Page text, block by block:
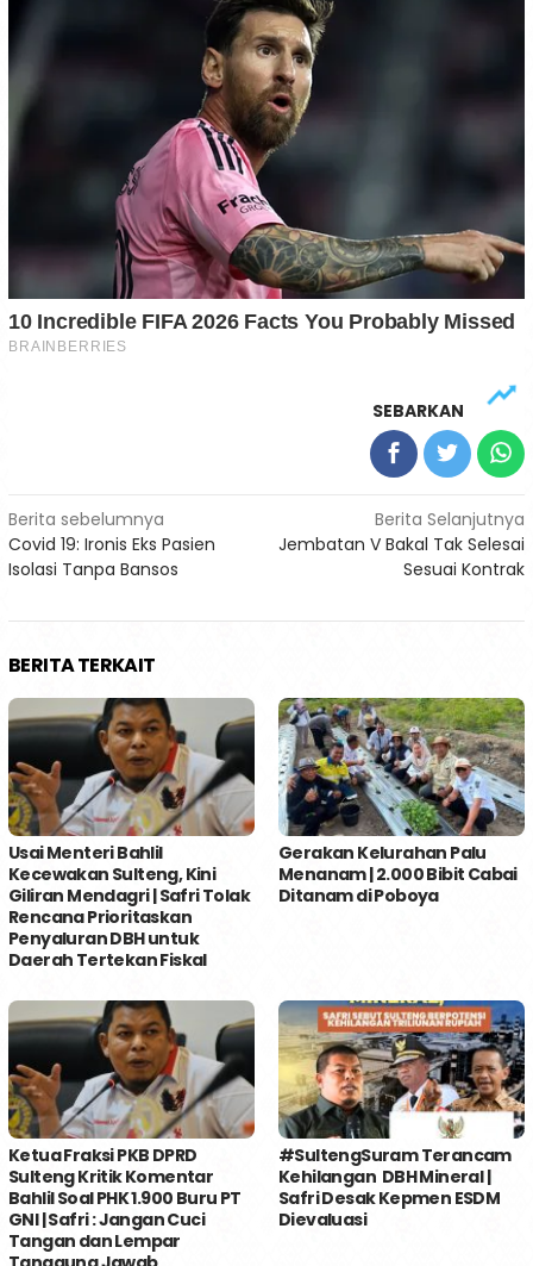
SEBARKAN
Navigasi
pos
Berita sebelumnya
Covid 19: Ironis Eks Pasien
Isolasi Tanpa Bansos
Berita Selanjutnya
Jembatan V Bakal Tak Selesai
Sesuai Kontrak
BERITA TERKAIT
Usai Menteri Bahlil
Kecewakan Sulteng, Kini
Giliran Mendagri | Safri Tolak
Rencana Prioritaskan
Penyaluran DBH untuk
Daerah Tertekan Fiskal
Gerakan Kelurahan Palu
Menanam | 2.000 Bibit Cabai
Ditanam di Poboya
Ketua Fraksi PKB DPRD
Sulteng Kritik Komentar
Bahlil Soal PHK 1.900 Buru PT
GNI | Safri : Jangan Cuci
Tangan dan Lempar
#SultengSuram Terancam
Kehilangan DBH Mineral |
Safri Desak Kepmen ESDM
Dievaluasi